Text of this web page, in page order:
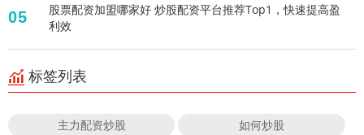
05
股票配资加盟哪家好 炒股配资平台推荐Top1，快速提高盈
利效
标签列表
主力配资炒股 如何炒股